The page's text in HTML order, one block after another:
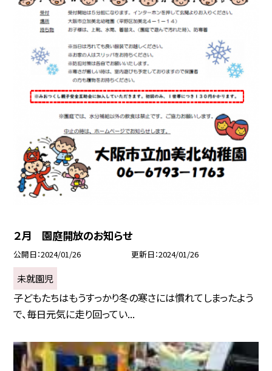
２月 園庭開放のお知らせ
公開日 2024/01/26 更新日 2024/01/26
未就園児
子どもたちはもうすっかり冬の寒さには慣れてしまったよう
で、毎日元気に走り回ってい...